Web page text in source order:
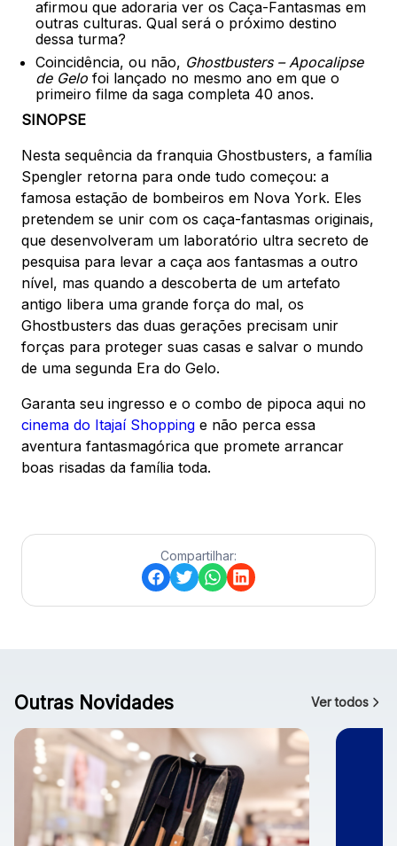
afirmou que adoraria ver os Caça-Fantasmas em
outras culturas. Qual será o próximo destino
dessa turma?
Coincidência, ou não, Ghostbusters – Apocalipse
de Gelo foi lançado no mesmo ano em que o
primeiro filme da saga completa 40 anos.
SINOPSE
Nesta sequência da franquia Ghostbusters, a família
Spengler retorna para onde tudo começou: a
famosa estação de bombeiros em Nova York. Eles
pretendem se unir com os caça-fantasmas originais,
que desenvolveram um laboratório ultra secreto de
pesquisa para levar a caça aos fantasmas a outro
nível, mas quando a descoberta de um artefato
antigo libera uma grande força do mal, os
Ghostbusters das duas gerações precisam unir
forças para proteger suas casas e salvar o mundo
de uma segunda Era do Gelo.
Garanta seu ingresso e o combo de pipoca aqui no
cinema do Itajaí Shopping e não perca essa
aventura fantasmagórica que promete arrancar
boas risadas da família toda.
Compartilhar:
Outras Novidades Ver todos